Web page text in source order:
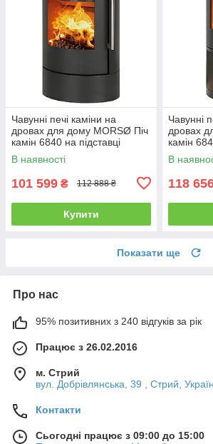
Чавунні печі каміни на
дровах для дому MORSØ Піч
камін 6840 на підставці
Чавунна піч тривалого
горіння 5.8кВт
В наявності
101 599 ₴ 112 888 ₴
Купити
Чавунні
дровах
камін
Чавунна
горіння
В
118
Показати ще
Про нас
95% позитивних з 240 відгуків за рік
Працює з 26.02.2016
м. Стрий
вул. Добрівлянська, 39 , Стрий,
Контакти
Сьогодні працює з 09:00 до 15:00